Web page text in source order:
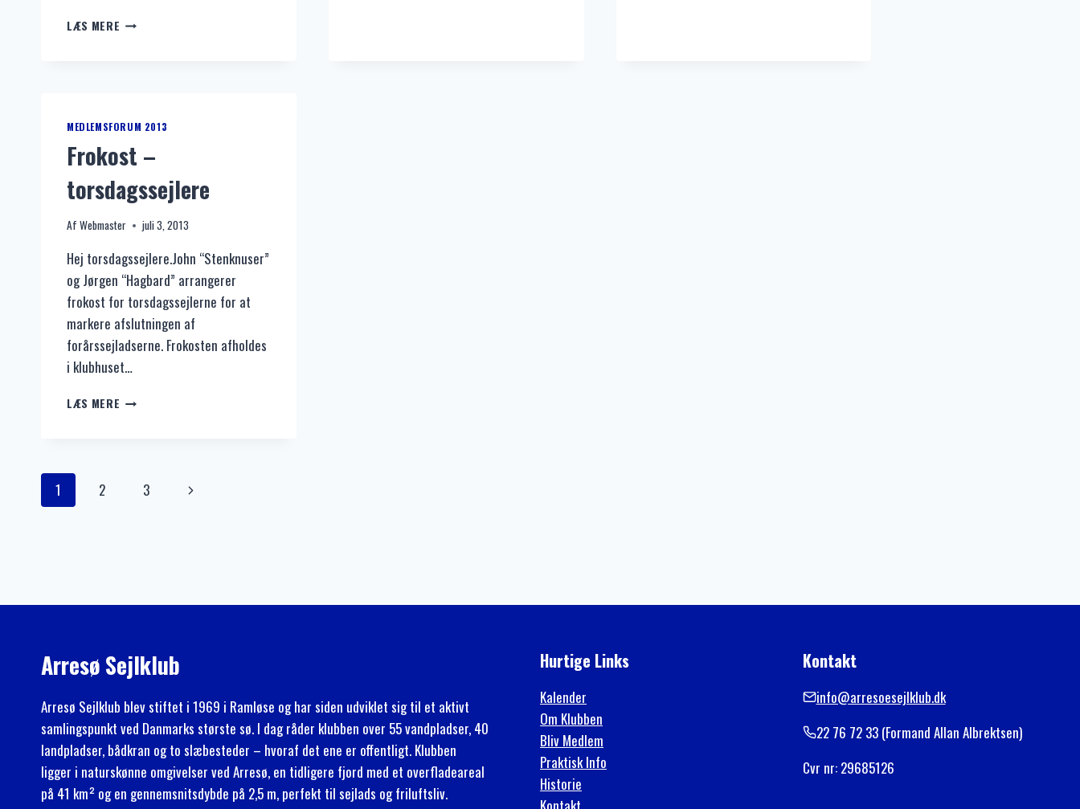
LÆS MERE HAGBARD
MEDLEMSFORUM 2013
Frokost –
torsdagssejlere
Af Webmaster juli 3, 2013
Hej torsdagssejlere.John “Stenknuser”
og Jørgen “Hagbard” arrangerer
frokost for torsdagssejlerne for at
markere afslutningen af
forårssejladserne. Frokosten afholdes
i klubhuset…
LÆS MERE FROKOST
Side
1 2 3
Næste
Arresø Sejlklub
Arresø Sejlklub blev stiftet i 1969 i Ramløse og har siden udviklet sig til et aktivt
samlingspunkt ved Danmarks største sø. I dag råder klubben over 55 vandpladser, 40
landpladser, bådkran og to slæbesteder – hvoraf det ene er offentligt. Klubben
ligger i naturskønne omgivelser ved Arresø, en tidligere fjord med et overfladeareal
på 41 km² og en gennemsnitsdybde på 2,5 m, perfekt til sejlads og friluftsliv.
Hurtige Links
Kalender
Om Klubben
Bliv Medlem
Praktisk Info
Historie
Kontakt
info@arresoesejlklub.dk
22 76 72 33 (Formand Allan Albrektsen)
Cvr nr: 29685126